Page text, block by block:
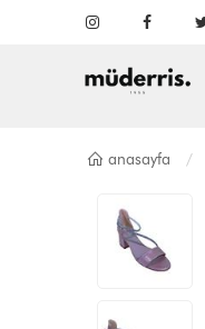
anasayfa